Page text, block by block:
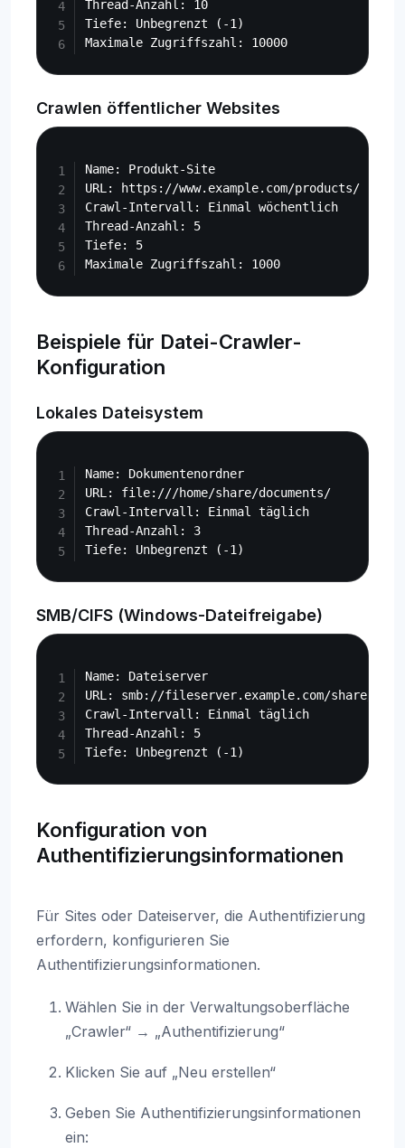
Thread-Anzahl: 10
Tiefe: Unbegrenzt (-1)
Crawlen öffentlicher Websites
Name: Produkt-Site
URL: https://www.example.com/products/
Crawl-Intervall: Einmal wöchentlich
Thread-Anzahl: 5
Tiefe: 5
Beispiele für Datei-Crawler-
Konfiguration
Lokales Dateisystem
Name: Dokumentenordner
URL: file:///home/share/documents/
Crawl-Intervall: Einmal täglich
Thread-Anzahl: 3
SMB/CIFS (Windows-Dateifreigabe)
Name: Dateiserver
URL: smb://fileserver.example.com/share/
Crawl-Intervall: Einmal täglich
Thread-Anzahl: 5
Konfiguration von
Authentifizierungsinformationen
Für Sites oder Dateiserver, die Authentifizierung
erfordern, konfigurieren Sie
Authentifizierungsinformationen.
Wählen Sie in der Verwaltungsoberfläche
„Crawler“ → „Authentifizierung“
Klicken Sie auf „Neu erstellen“
Geben Sie Authentifizierungsinformationen
ein: